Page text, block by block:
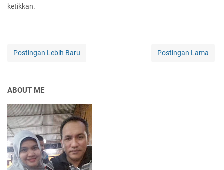
ketikkan.
Postingan Lebih Baru Postingan Lama
ABOUT ME